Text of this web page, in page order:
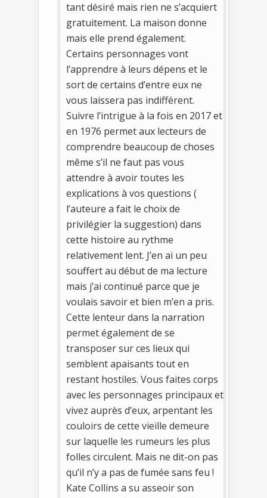
tant désiré mais rien ne s’acquiert
gratuitement. La maison donne
mais elle prend également.
Certains personnages vont
l’apprendre à leurs dépens et le
sort de certains d’entre eux ne
vous laissera pas indifférent.
Suivre l’intrigue à la fois en 2017 et
en 1976 permet aux lecteurs de
comprendre beaucoup de choses
même s’il ne faut pas vous
attendre à avoir toutes les
explications à vos questions (
l’auteure a fait le choix de
privilégier la suggestion) dans
cette histoire au rythme
relativement lent. J’en ai un peu
souffert au début de ma lecture
mais j’ai continué parce que je
voulais savoir et bien m’en a pris.
Cette lenteur dans la narration
permet également de se
transposer sur ces lieux qui
semblent apaisants tout en
restant hostiles. Vous faites corps
avec les personnages principaux et
vivez auprès d’eux, arpentant les
couloirs de cette vieille demeure
sur laquelle les rumeurs les plus
folles circulent. Mais ne dit-on pas
qu’il n’y a pas de fumée sans feu !
Kate Collins a su asseoir son